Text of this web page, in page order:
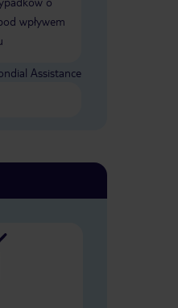
wpływem
Assistance